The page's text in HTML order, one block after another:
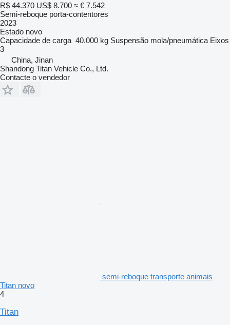
R$ 44.370 US$ 8.700 ≈ € 7.542
Semi-reboque porta-contentores
2023
Estado novo
Capacidade de carga 40.000 kg Suspensão mola/pneumática Eixos
3
China, Jinan
Shandong Titan Vehicle Co., Ltd.
Contacte o vendedor
semi-reboque transporte animais
Titan novo
4
Titan